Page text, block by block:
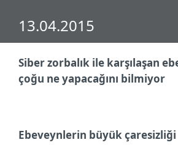
13.04.2015
Siber zorbalık ile karşılaşan
çoğu ne yapacağını bilmiyor
Ebeveynlerin büyük çaresizliği